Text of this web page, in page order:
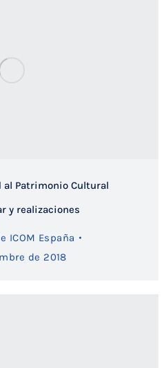
al Patrimonio Cultural
y realizaciones
ICOM España
de 2018